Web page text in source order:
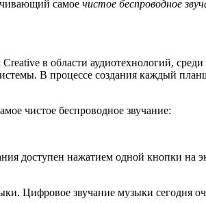
самое чистое беспроводное
в области аудиотехнологий,
В процессе создания каждый
чистое беспроводное звучание:
доступен нажатием одной кнопки на
Цифровое звучание музыки сегодня